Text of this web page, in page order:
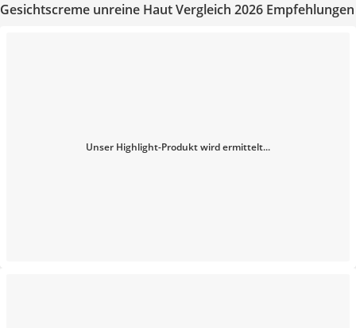
Gesichtscreme unreine Haut Vergleich 2026 Empfehlungen
Unser Highlight-Produkt wird ermittelt...